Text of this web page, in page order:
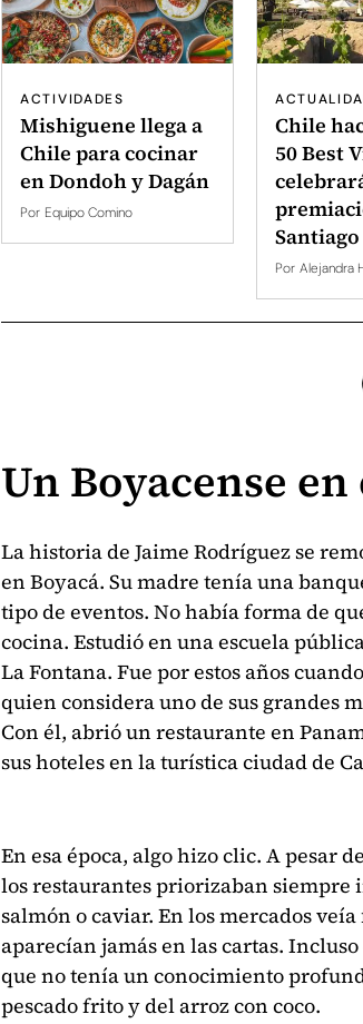
ACTIVIDADES
Mishiguene llega a
Chile para cocinar
en Dondoh y Dagán
Por Equipo Comino
Chile
50 Best
Santiago
Por Alejandra
Un Boyacense
La historia de Jaime Rodríguez se
en Boyacá. Su madre tenía una
tipo de eventos. No había forma de
cocina. Estudió en una escuela
La Fontana. Fue por estos años
quien considera uno de sus grandes
Con él, abrió un restaurante en
sus hoteles en la turística ciudad de
En esa época, algo hizo clic. A pesar
los restaurantes priorizaban siempre
salmón o caviar. En los mercados
aparecían jamás en las cartas.
que no tenía un conocimiento
pescado frito y del arroz con coco.